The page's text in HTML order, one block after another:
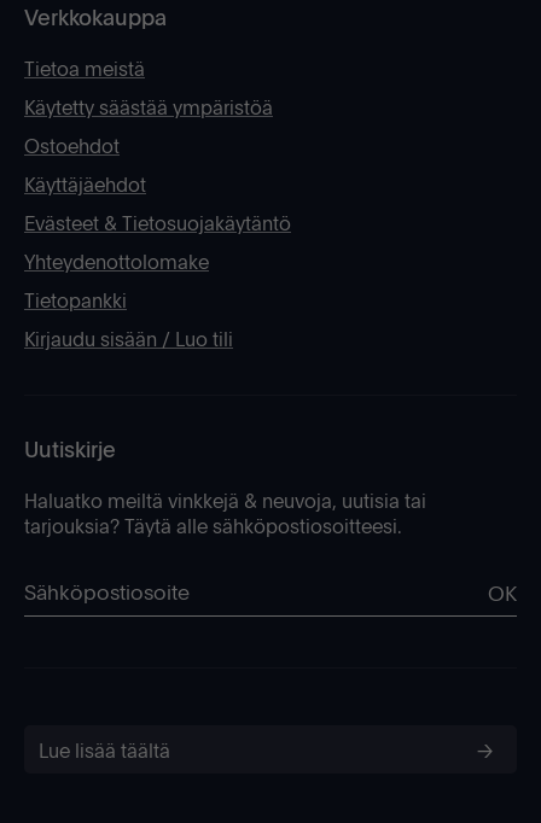
Verkkokauppa
Tietoa meistä
Käytetty säästää ympäristöä
Ostoehdot
Käyttäjäehdot
Evästeet & Tietosuojakäytäntö
Yhteydenottolomake
Tietopankki
Kirjaudu sisään / Luo tili
Uutiskirje
Haluatko meiltä vinkkejä & neuvoja, uutisia tai
tarjouksia? Täytä alle sähköpostiosoitteesi.
OK
Lue lisää täältä